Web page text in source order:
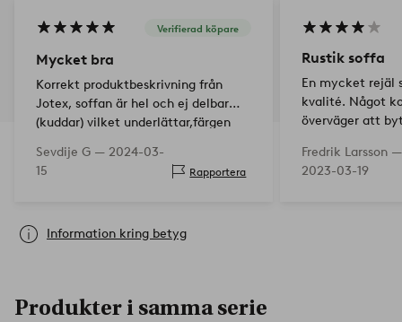
Verifierad köpare
Mycket bra
Korrekt produktbeskrivning från
Jotex, soffan är hel och ej delbar
(kuddar) vilket underlättar,färgen
kvalitet ej statiskt.
Sevdije G — 2024-03-
15
Rapportera
Rustik soffa
En mycket rejäl
kvalité. Något
överväger att
Fredrik Larsson —
2023-03-19
Information kring betyg
Produkter i samma serie